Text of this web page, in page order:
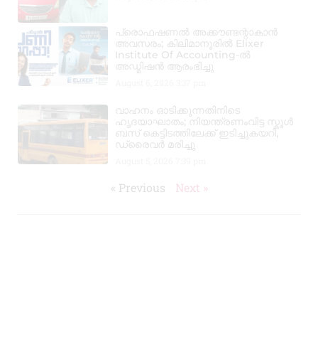
പ്രൊഫഷണൽ അക്കൗണ്ടന്റാകാൻ
അവസരം; കിലിമാനൂരിൽ Elixer
Institute Of Accounting-ൽ
അഡ്മിഷൻ ആരംഭിച്ചു
വാഹനം ഓടിക്കുന്നതിനിടെ
ഹൃദയാഘാതം; നിയന്ത്രണംവിട്ട സ്കൂൾ
ബസ് കെട്ടിടത്തിലേക്ക് ഇടിച്ചുകയറി,
ഡ്രൈവർ മരിച്ചു
« Previous Next »